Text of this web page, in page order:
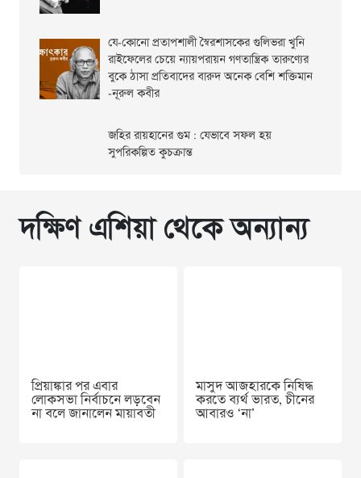
যে-কোনো প্রতাপশালী স্বৈরশাসকের গুলিভরা খুনি
রাইফেলের চেয়ে ন্যায়পরায়ন গণতান্ত্রিক তারুণ্যের
বুকে ঠাসা প্রতিবাদের বারুদ অনেক বেশি শক্তিমান
-নূরুল কবীর
জহির রায়হানের গুম : যেভাবে সফল হয়
সুপরিকল্পিত কুচক্রান্ত
দক্ষিণ এশিয়া থেকে অন্যান্য
প্রিয়াঙ্কার পর এবার
লোকসভা নির্বাচনে লড়বেন
না বলে জানালেন মায়াবতী
মাসুদ আজহারকে নিষিদ্ধ
করতে ব্যর্থ ভারত, চীনের
আবারও ‘না’